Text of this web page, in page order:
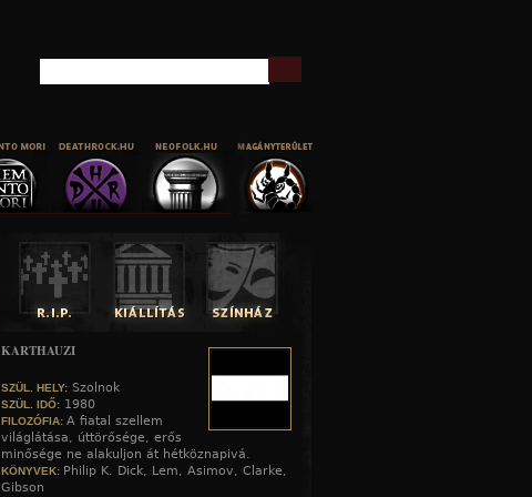
KARTHAUZI
SZÜL. HELY: Szolnok
SZÜL. IDŐ: 1980
FILOZÓFIA: A fiatal szellem
világlátása, úttörősége, erős
minősége ne alakuljon át hétköznapivá.
KÖNYVEK: Philip K. Dick, Lem, Asimov, Clarke,
Gibson